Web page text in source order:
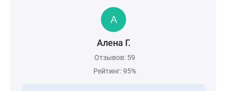
Алена Г.
Отзывов: 59
Рейтинг: 95%